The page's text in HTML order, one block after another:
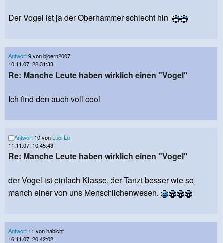
Der Vogel ist ja der Oberhammer schlecht hin
Antwort9 von bjoern2007
10.11.07, 22:31:33
Re: Manche Leute haben wirklich einen "Vogel"
Ich find den auch voll cool
Antwort 10 von Luci Lu
11.11.07, 10:45:43
Re: Manche Leute haben wirklich einen "Vogel"
der Vogel ist einfach Klasse, der Tanzt besser wie so
manch einer von uns Menschlichenwesen.
Antwort 11 von habicht
16.11.07, 20:42:02